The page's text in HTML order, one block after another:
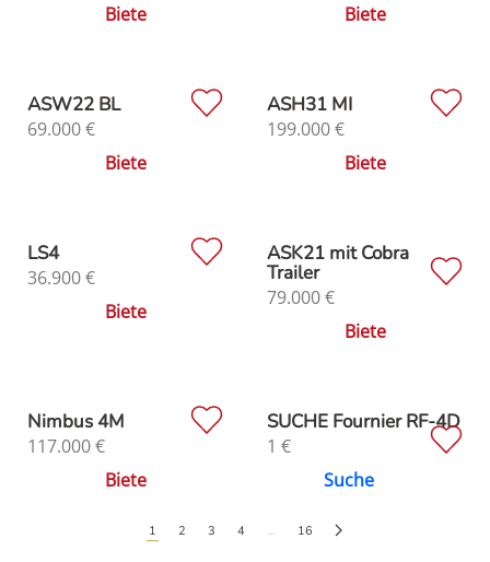
Biete
Biete
ASW22 BL
69.000€
Biete
ASH31 MI
199.000€
Biete
LS4
36.900€
Biete
ASK21 mit Cobra
Trailer
79.000€
Biete
Nimbus 4M
117.000€
Biete
SUCHE Fournier RF-4D
1 €
Suche
1 2 3 4 … 16